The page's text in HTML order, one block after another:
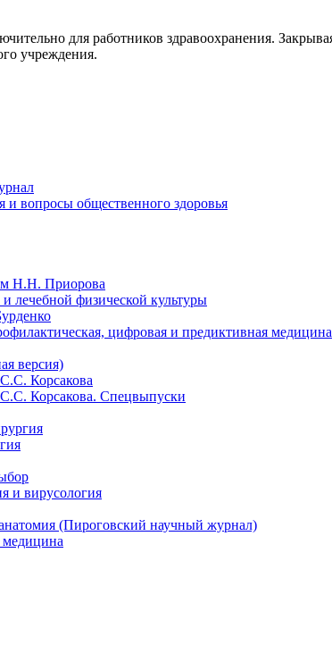
для работников здравоохранения.
учреждения.
вопросы общественного здоровья
Н.Н. Приорова
лечебной физической культуры
цифровая и предиктивная медицина
версия)
Корсакова
Корсакова. Спецвыпуски
и вирусология
(Пироговский научный журнал)
медицина